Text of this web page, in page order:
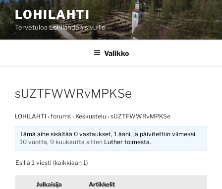
Siirry
sisältöönLOHILAHTI
Tervetuloa Lohilahden sivuille
Valikko
sUZTFWWRvMPKSe
LOHILAHTI › forums › Keskustelu › sUZTFWWRvMPKSe
Tämä aihe sisältää 0 vastaukset, 1 ääni, ja päivitettiin viimeksi
10 vuotta, 9 kuukautta sitten Luther toimesta.
Esillä 1 viesti (kaikkiaan 1)
Julkaisija Artikkelit